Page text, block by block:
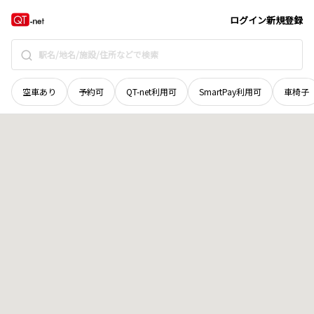
ログイン新規登録
空車あり 予約可 QT-net利用可 SmartPay利用可 車椅子
富山県